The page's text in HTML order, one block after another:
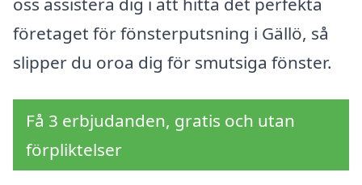
företaget för fönsterputsning i Gällö, så
slipper du oroa dig för smutsiga fönster.
Få 3 erbjudanden, gratis och utan
förpliktelser